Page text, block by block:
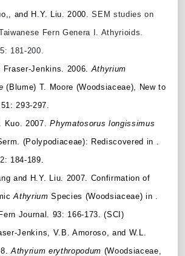
and H.Y. Liu. 2000.SEM studies on
Fern Genera I. Athyrioids.
181-200.
Fraser-Jenkins. 2006. Athyrium
(Blume) T. Moore (Woodsiaceae), New to
293-297.
Kuo. 2007.Phymatosorus longissimus
(Polypodiaceae): Rediscovered in .
184-189.
and H.Y. Liu. 2007. Confirmation of
Athyrium Species (Woodsiaceae) in .
Journal. 93: 166-173. (SCI)
Jenkins, V.B. Amoroso, and W.L.
Athyrium erythropodum (Woodsiaceae,